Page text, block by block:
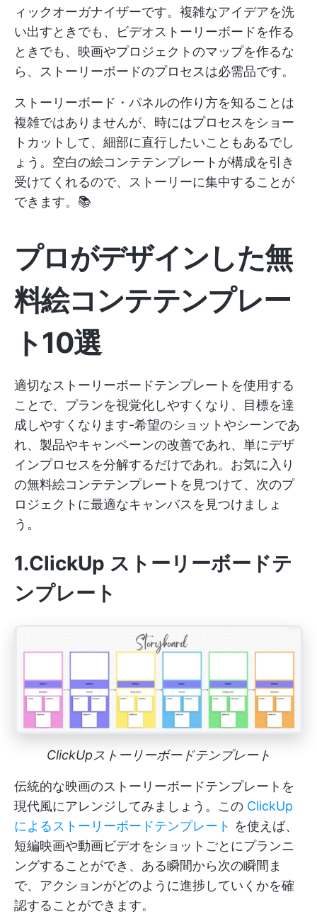
ィックオーガナイザーです。複雑なアイデアを洗
い出すときでも、ビデオストーリーボードを作る
ときでも、映画やプロジェクトのマップを作るな
ら、ストーリーボードのプロセスは必需品です。
ストーリーボード・パネルの作り方を知ることは
複雑ではありませんが、時にはプロセスをショー
トカットして、細部に直行したいこともあるでし
ょう。空白の絵コンテテンプレートが構成を引き
受けてくれるので、ストーリーに集中することが
できます。📚
プロがデザインした無
料絵コンテテンプレー
ト10選
適切なストーリーボードテンプレートを使用する
ことで、プランを視覚化しやすくなり、目標を達
成しやすくなります-希望のショットやシーンであ
れ、製品やキャンペーンの改善であれ、単にデザ
インプロセスを分解するだけであれ。お気に入り
の無料絵コンテテンプレートを見つけて、次のプ
ロジェクトに最適なキャンバスを見つけましょ
う。
1.ClickUp ストーリーボードテ
ンプレート
ClickUpストーリーボードテンプレート
伝統的な映画のストーリーボードテンプレートを
現代風にアレンジしてみましょう。この ClickUp
によるストーリーボードテンプレート を使えば、
短編映画や動画ビデオをショットごとにプランニ
ングすることができ、ある瞬間から次の瞬間ま
で、アクションがどのように進捗していくかを確
認することができます。